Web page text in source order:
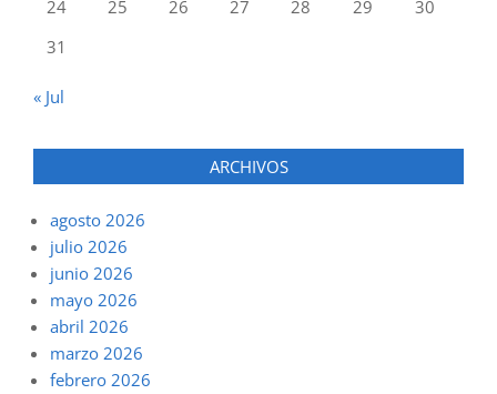
24
25 26 27 28 29
30
31
« Jul
ARCHIVOS
agosto 2026
julio 2026
junio 2026
mayo 2026
abril 2026
marzo 2026
febrero 2026